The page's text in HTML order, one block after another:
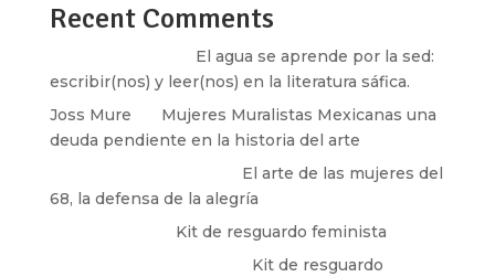
Recent Comments
El agua se aprende por la sed:
escribir(nos) y leer(nos) en la literatura sáfica.
Joss Mure
Mujeres Muralistas Mexicanas una
deuda pendiente en la historia del arte
El arte de las mujeres del
68, la defensa de la alegría
Kit de resguardo feminista
Kit de resguardo